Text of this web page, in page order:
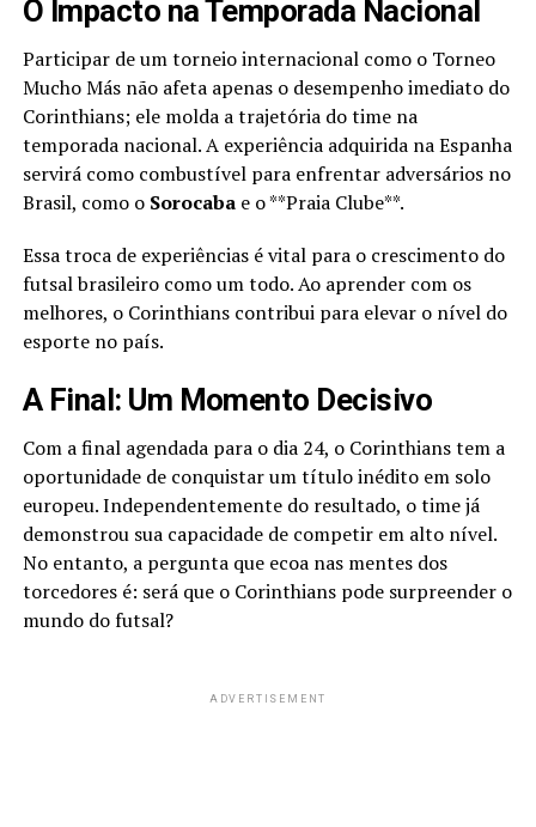
O Impacto na Temporada Nacional
Participar de um torneio internacional como o Torneo
Mucho Más não afeta apenas o desempenho imediato do
Corinthians; ele molda a trajetória do time na
temporada nacional. A experiência adquirida na Espanha
servirá como combustível para enfrentar adversários no
Brasil, como o Sorocabae o **Praia Clube**.
Essa troca de experiências é vital para o crescimento do
futsal brasileiro como um todo. Ao aprender com os
melhores, o Corinthians contribui para elevar o nível do
esporte no país.
A Final: Um Momento Decisivo
Com a final agendada para o dia 24, o Corinthians tem a
oportunidade de conquistar um título inédito em solo
europeu. Independentemente do resultado, o time já
demonstrou sua capacidade de competir em alto nível.
No entanto, a pergunta que ecoa nas mentes dos
torcedores é: será que o Corinthians pode surpreender o
mundo do futsal?
ADVERTISEMENT